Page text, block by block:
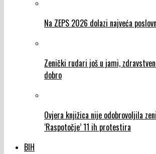
Na ZEPS 2026 dolazi najveća
Zenički rudari još u jami,
dobro
Ovjera knjižica nije odobrovoljila
‘Raspotočje’ 11 ih protestira
BIH